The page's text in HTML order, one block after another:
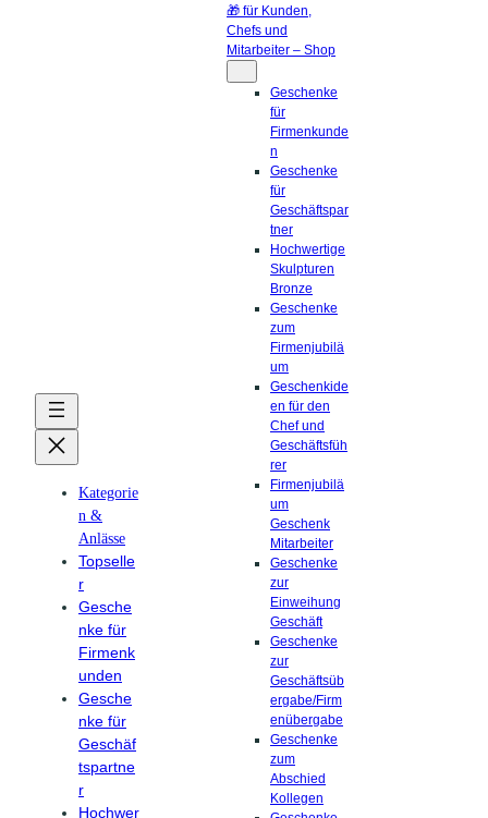
Kategorie
n &
Anlässe
Topselle
r
Gesche
nke für
Firmenk
unden
Gesche
nke für
Geschäf
tspartne
r
Hochwer
🎁 für Kunden,
Chefs und
Mitarbeiter – Shop
Geschenke
für
Firmenkunde
n
Geschenke
für
Geschäftspar
tner
Hochwertige
Skulpturen
Bronze
Geschenke
zum
Firmenjubilä
um
Geschenkide
en für den
Chef und
Geschäftsfüh
rer
Firmenjubilä
um
Geschenk
Mitarbeiter
Geschenke
zur
Einweihung
Geschäft
Geschenke
zur
Geschäftsüb
ergabe/Firm
enübergabe
Geschenke
zum
Abschied
Kollegen